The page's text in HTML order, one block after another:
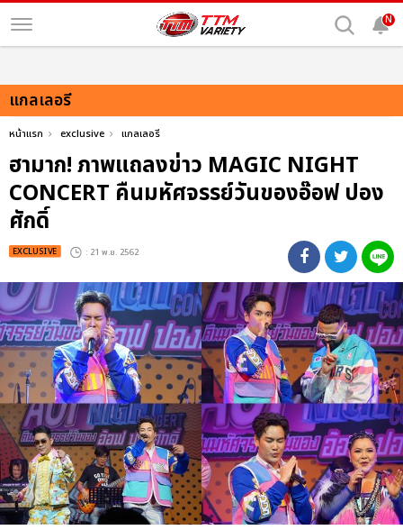
N
แกลเลอรี
หน้าแรก exclusive แกลเลอรี
ฮามาก! ภาพแถลงข่าว MAGIC NIGHT
CONCERT คืนมหัศจรรย์วันของอ๊อฟ ปอง
ศักดิ์
EXCLUSIVE : 21 พ.ย. 2562